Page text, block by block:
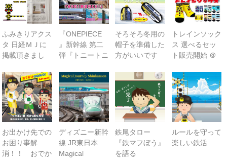
新幹線シリーズ
貨物列車シリーズ
ふみきりシリーズ
トレーナー
その他雑貨
つり革
タオル
ふみきりアクス
タ 日経ＭＪに
掲載頂きまし
『ONEPIECE
』新幹線 第二
弾『トニートニ
号』も始動！！
そろそろ冬用の
帽子を準備した
方がいいです
トレインソック
ス 選べるセッ
ト販売開始 ＠
SHOP 是非ご
利用ください
m(_ _)m
お出かけ先での
お困り事解
消！！ おでか
ディズニー新幹
線 JR東日本
Magical
鉄尾タロー
『鉄マフぼう』
を語る
ルールを守って
楽しい鉄活